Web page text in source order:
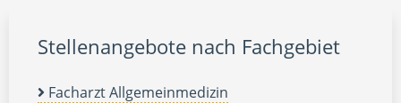
Stellenangebote nach Fachgebiet
Facharzt Allgemeinmedizin